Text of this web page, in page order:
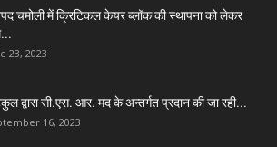
चमोली में क्रिटिकल केयर ब्लॉक की स्थापना को लेकर
23, 2023
द्वारा सी.एस. आर. मद के अन्तर्गत प्रदान की जा रही...
16, 2023